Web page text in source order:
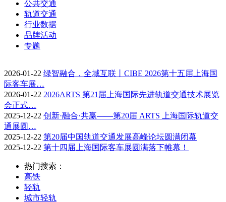
公共交通
轨道交通
行业数据
品牌活动
专题
2026-01-22 绿智融合，全域互联丨CIBE 2026第十五届上海国
际客车展…
2026-01-22 2026ARTS 第21届上海国际先进轨道交通技术展览
会正式…
2025-12-22 创新·融合·共赢——第20届 ARTS 上海国际轨道交
通展圆…
2025-12-22 第20届中国轨道交通发展高峰论坛圆满闭幕
2025-12-22 第十四届上海国际客车展圆满落下帷幕！
热门搜索：
高铁
轻轨
城市轻轨